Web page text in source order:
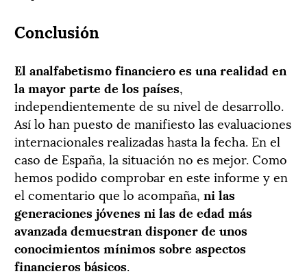
Conclusión
El analfabetismo financiero es una realidad en
la mayor parte de los países,
independientemente de su nivel de desarrollo.
Así lo han puesto de manifiesto las evaluaciones
internacionales realizadas hasta la fecha. En el
caso de España, la situación no es mejor. Como
hemos podido comprobar en este informe y en
el comentario que lo acompaña, ni las
generaciones jóvenes ni las de edad más
avanzada demuestran disponer de unos
conocimientos mínimos sobre aspectos
financieros básicos.